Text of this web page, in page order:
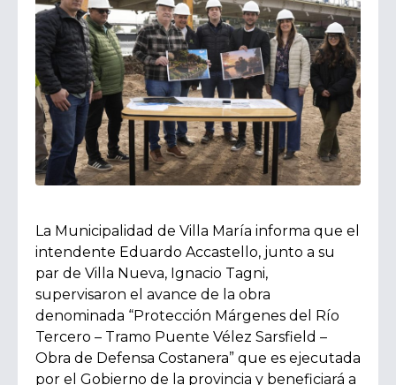
La Municipalidad de Villa María informa que el
intendente Eduardo Accastello, junto a su
par de Villa Nueva, Ignacio Tagni,
supervisaron el avance de la obra
denominada “Protección Márgenes del Río
Tercero – Tramo Puente Vélez Sarsfield –
Obra de Defensa Costanera” que es ejecutada
por el Gobierno de la provincia y beneficiará a